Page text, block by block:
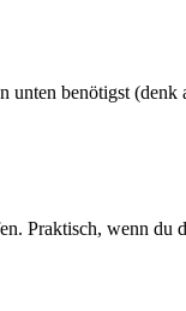
benötigst (denk
Praktisch, wenn du